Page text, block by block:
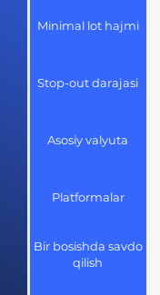
Minimal lot hajmi
Stop-out darajasi
Asosiy valyuta
Platformalar
Bir bosishda savdo
qilish